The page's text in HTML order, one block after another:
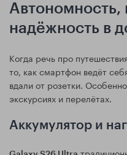
Автономность,
надёжность в
Когда речь про
то, как смартфон ведёт
вдали от розетки.
экскурсиях и перелётах.
Аккумулятор и